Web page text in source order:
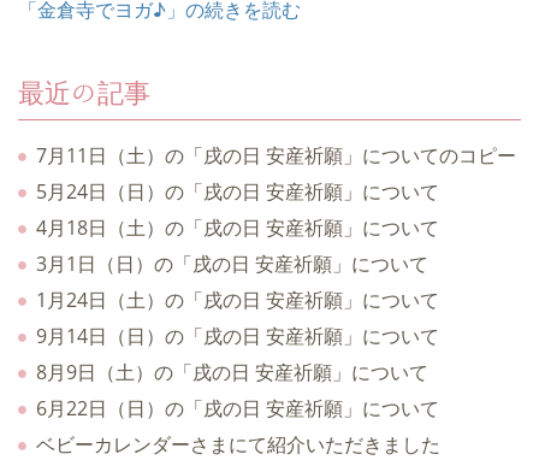
「金倉寺でヨガ♪」の続きを読む
最近の記事
7月11日（土）の「戌の日 安産祈願」についてのコピー
5月24日（日）の「戌の日 安産祈願」について
4月18日（土）の「戌の日 安産祈願」について
3月1日（日）の「戌の日 安産祈願」について
1月24日（土）の「戌の日 安産祈願」について
9月14日（日）の「戌の日 安産祈願」について
8月9日（土）の「戌の日 安産祈願」について
6月22日（日）の「戌の日 安産祈願」について
ベビーカレンダーさまにて紹介いただきました